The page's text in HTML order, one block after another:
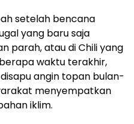
setelah bencana
yang baru saja
parah, atau di Chili yang
waktu terakhir,
angin topan bulan-
menyempatkan
iklim.